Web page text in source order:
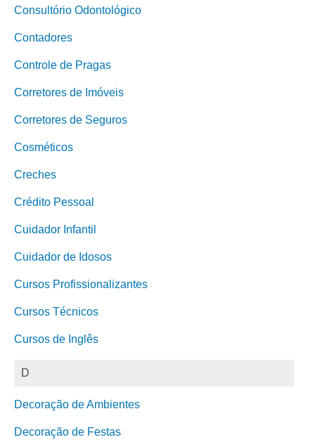
Consultório Odontológico
Contadores
Controle de Pragas
Corretores de Imóveis
Corretores de Seguros
Cosméticos
Creches
Crédito Pessoal
Cuidador Infantil
Cuidador de Idosos
Cursos Profissionalizantes
Cursos Técnicos
Cursos de Inglês
D
Decoração de Ambientes
Decoração de Festas